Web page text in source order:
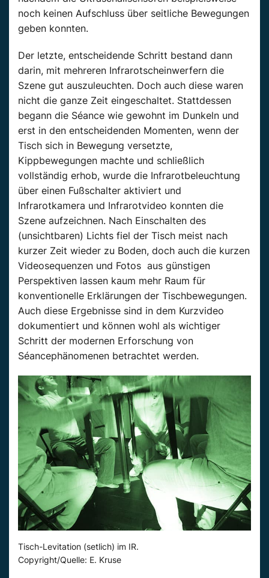
noch keinen Aufschluss über seitliche Bewegungen
geben konnten.
Der letzte, entscheidende Schritt bestand dann
darin, mit mehreren Infrarotscheinwerfern die
Szene gut auszuleuchten. Doch auch diese waren
nicht die ganze Zeit eingeschaltet. Stattdessen
begann die Séance wie gewohnt im Dunkeln und
erst in den entscheidenden Momenten, wenn der
Tisch sich in Bewegung versetzte,
Kippbewegungen machte und schließlich
vollständig erhob, wurde die Infrarotbeleuchtung
über einen Fußschalter aktiviert und
Infrarotkamera und Infrarotvideo konnten die
Szene aufzeichnen. Nach Einschalten des
(unsichtbaren) Lichts fiel der Tisch meist nach
kurzer Zeit wieder zu Boden, doch auch die kurzen
Videosequenzen und Fotos aus günstigen
Perspektiven lassen kaum mehr Raum für
konventionelle Erklärungen der Tischbewegungen.
Auch diese Ergebnisse sind in dem Kurzvideo
dokumentiert und können wohl als wichtiger
Schritt der modernen Erforschung von
Séancephänomenen betrachtet werden.
Tisch-Levitation (setlich) im IR.
Copyright/Quelle: E. Kruse